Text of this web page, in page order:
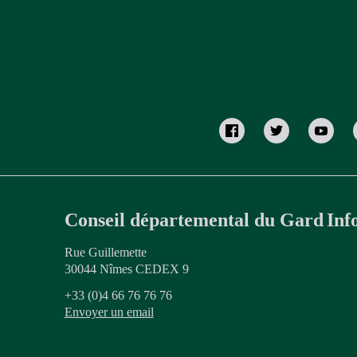
Conseil départemental du Gard
Rue Guillemette
30044 Nîmes CEDEX 9
+33 (0)4 66 76 76 76
Envoyer un email